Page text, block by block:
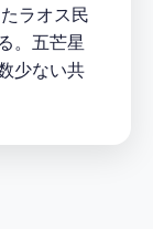
ラオス民
。五芒星
少ない共